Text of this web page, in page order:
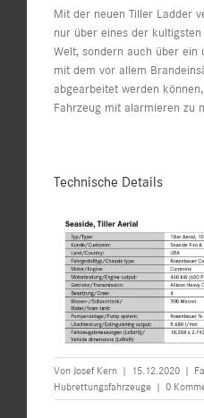
Mit der neuen Tiller Ladder
nur über eines der
Welt, sondern auch über ein
mit dem vor allem
abgearbeitet werden
Fahrzeug mit alarmieren zu
Technische Details
Von Josef Kern | 15.12.2020 |
Hubrettungsfahrzeuge | 0